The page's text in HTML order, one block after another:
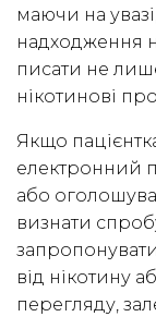
маючи на
надходження
писати не
нікотинові
Якщо
електронний
або
визнати
від нікотину
перегляду,